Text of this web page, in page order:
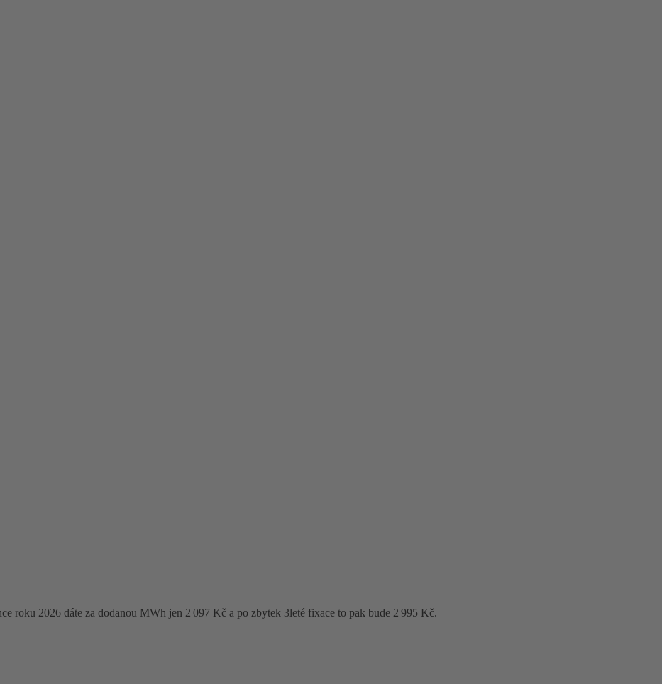
roku 2026 dáte za dodanou MWh jen 2 097 Kč a po zbytek 3leté fixace to pak bude 2 995 Kč.